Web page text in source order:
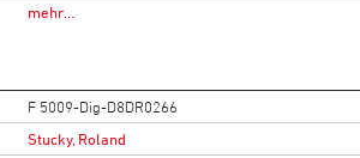
mehr…
F 5009-Dig-D8DR0266
Stucky, Roland